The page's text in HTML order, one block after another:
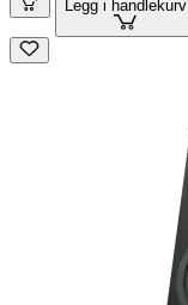
Legg i handlekurv